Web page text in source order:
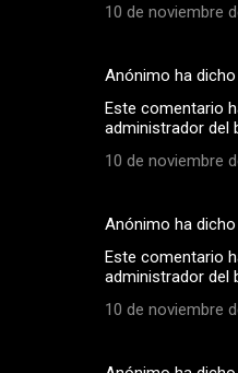
10 de noviembre
Anónimo ha dicho
Este comentario
administrador del
10 de noviembre
Anónimo ha dicho
Este comentario
administrador del
10 de noviembre